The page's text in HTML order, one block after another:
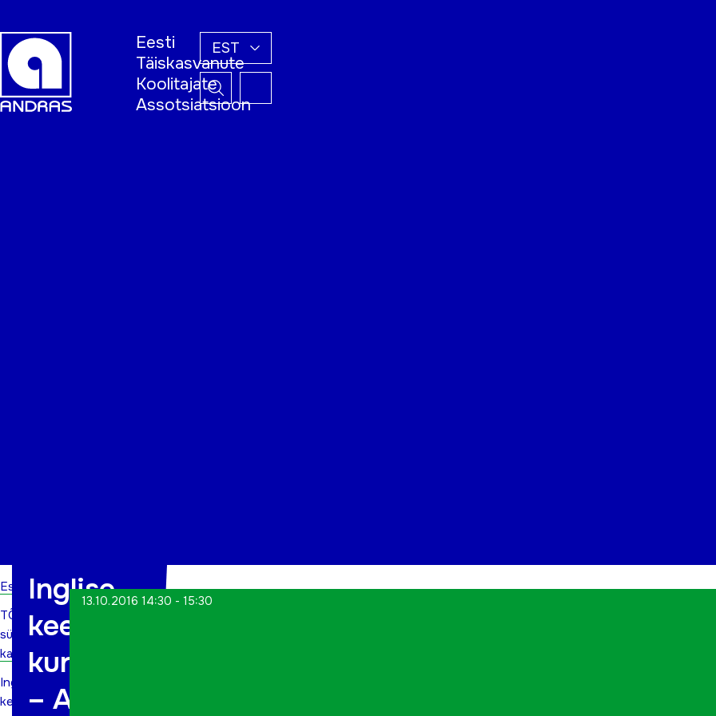
Eesti
Täiskasvanute
Koolitajate
Assotsiatsioon
EST
Esileht
TÕN
sündmuste
kalender
Inglise
keele
Inglise
keele
kursus
– A1
13.10.2016 14:30 - 15:30